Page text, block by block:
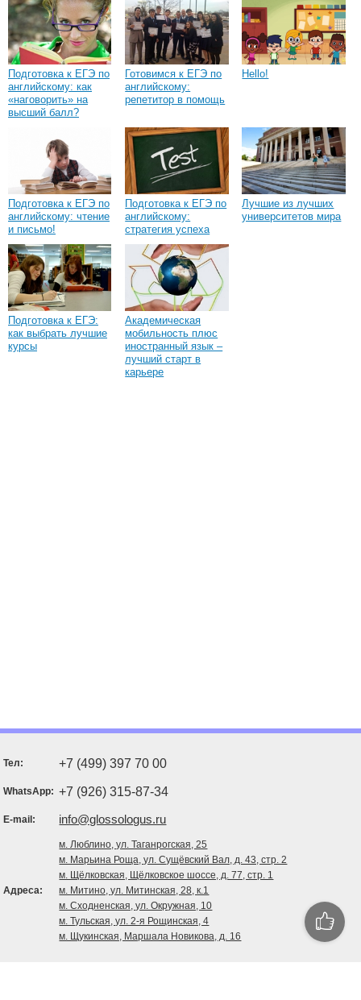
Подготовка к ЕГЭ по
английскому: как
«наговорить» на
высший балл?
Готовимся к ЕГЭ по
английскому:
репетитор в помощь
Hello!
Подготовка к ЕГЭ по
английскому: чтение
и письмо!
Подготовка к ЕГЭ по
английскому:
стратегия успеха
Лучшие из лучших
университетов мира
Подготовка к ЕГЭ:
как выбрать лучшие
курсы
Академическая
мобильность плюс
иностранный язык –
лучший старт в
карьере
Тел: +7 (499) 397 70 00
WhatsApp: +7 (926) 315-87-34
E-mail: info@glossologus.ru
Адреса:
м. Люблино, ул. Таганрогская, 25
м. Марьина Роща, ул. Сущёвский Вал, д. 43, стр. 2
м. Щёлковская, Щёлковское шоссе, д. 77, стр. 1
м. Митино, ул. Митинская, 28, к.1
м. Сходненская, ул. Окружная, 10
м. Тульская, ул. 2-я Рощинская, 4
м. Щукинская, Маршала Новикова, д. 16